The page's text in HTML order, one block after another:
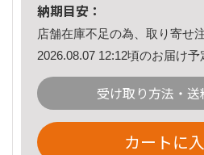
納期目安：
店舗在庫不足の為、取り寄せ
2026.08.07 12:12頃のお届け予
受け取り方法・送
カートに